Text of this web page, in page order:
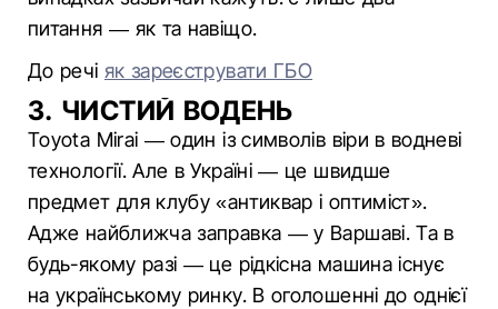
питання — як та навіщо.
До речі як зареєструвати ГБО
3. ЧИСТИЙ ВОДЕНЬ
Toyota Mirai — один із символів віри в водневі
технології. Але в Україні — це швидше
предмет для клубу «антиквар і оптиміст».
Адже найближча заправка — у Варшаві. Та в
будь-якому разі — це рідкісна машина існує
на українському ринку. В оголошенні до однієї